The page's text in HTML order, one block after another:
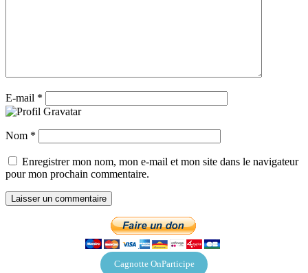
E-mail *
Nom *
Enregistrer mon nom, mon e-mail et mon site dans le navigateur
pour mon prochain commentaire.
Cagnotte OnParticipe